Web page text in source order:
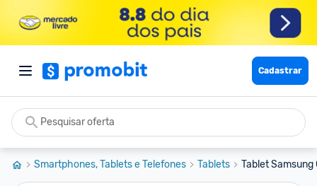
Cadastrar
Smartphones, Tablets e Telefones Tablets Tablet Samsung